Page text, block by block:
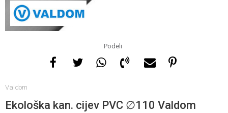
Podeli
Valdom
Ekološka kan. cijev PVC ∅110 Valdom
nedelje